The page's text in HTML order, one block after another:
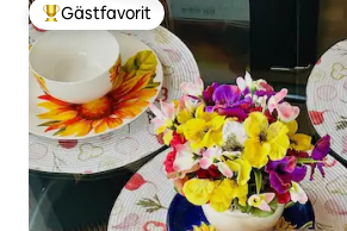
Populär gästfavorit
Gästfavorit